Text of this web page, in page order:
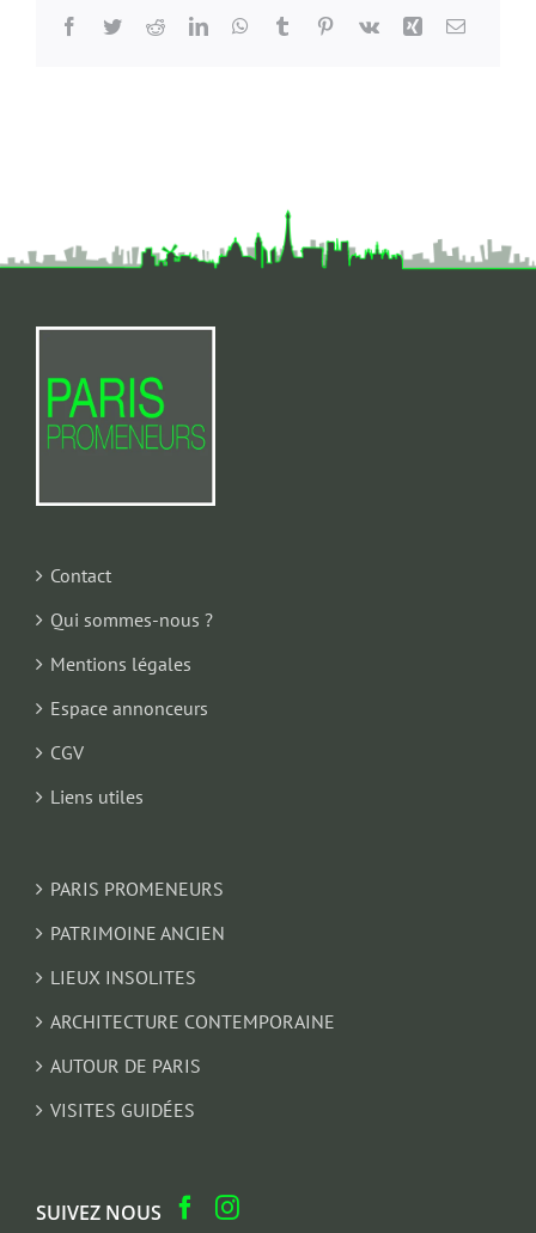
Facebook
TwitterRedditLinkedInWhatsApp
Tumblr Pinterest
Vk Xing Email
Contact
Qui sommes-nous ?
Mentions légales
Espace annonceurs
CGV
Liens utiles
PARIS PROMENEURS
PATRIMOINE ANCIEN
LIEUX INSOLITES
ARCHITECTURE CONTEMPORAINE
AUTOUR DE PARIS
VISITES GUIDÉES
SUIVEZ NOUS